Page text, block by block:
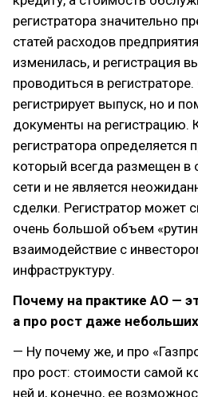
регистратора значительно
статей расходов
изменилась, и регистрация
проводиться в
регистрирует выпуск, но и
документы на регистрацию.
регистратора определяется
который всегда размещен в
сети и не является
сделки. Регистратор может
очень большой объем
взаимодействие с
инфраструктуру.
Почему на практике АО —
а про рост даже
— Ну почему же, и про
про рост: стоимости самой
ней и, конечно, ее